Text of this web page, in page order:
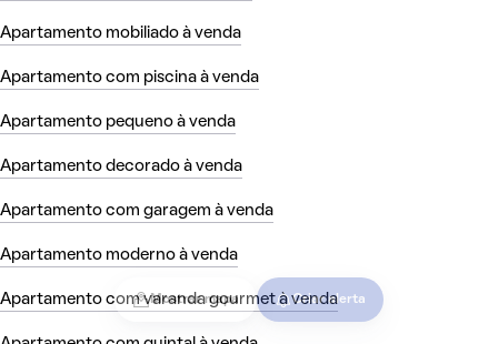
Mostrar mapa Criar alerta
Apartamento mobiliado à venda
Apartamento com piscina à venda
Apartamento pequeno à venda
Apartamento decorado à venda
Apartamento com garagem à venda
Apartamento moderno à venda
Apartamento com varanda gourmet à venda